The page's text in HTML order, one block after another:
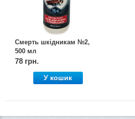
Смерть шкідникам №2,
500 мл
78 грн.
У кошик